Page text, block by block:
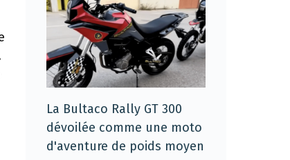
La Bultaco Rally GT 300
dévoilée comme une moto
d'aventure de poids moyen